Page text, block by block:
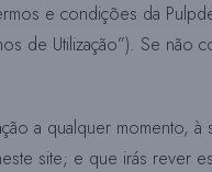
e condições da
de Utilização”). Se não
a qualquer momento,
site; e que irás rever